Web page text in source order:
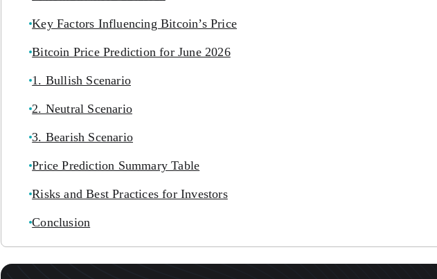
Key Factors Influencing Bitcoin’s Price
Bitcoin Price Prediction for June 2026
1. Bullish Scenario
2. Neutral Scenario
3. Bearish Scenario
Price Prediction Summary Table
Risks and Best Practices for Investors
Conclusion